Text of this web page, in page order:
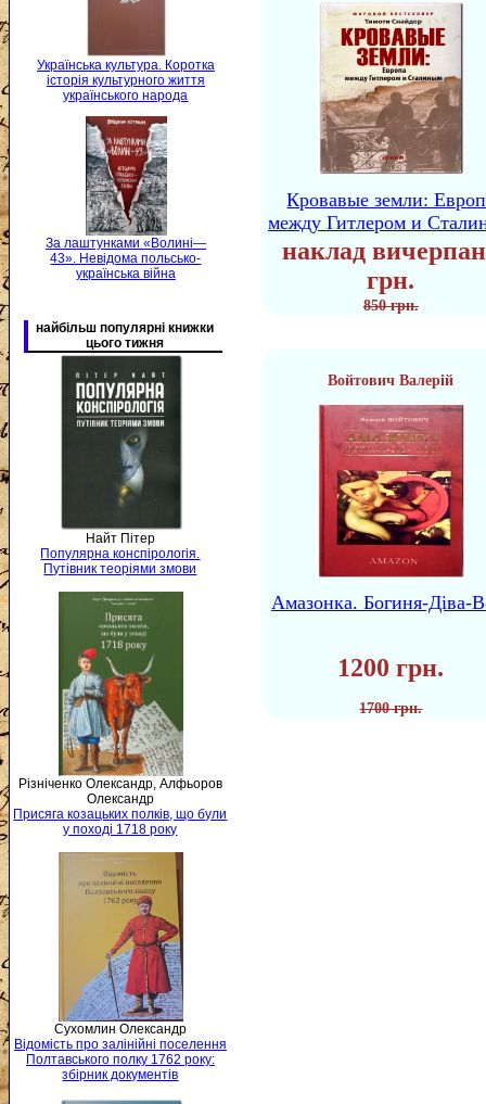
Українська культура. Коротка
історія культурного життя
українського народа
За лаштунками «Волині—
43». Невідома польсько-
українська війна
найбільш популярні книжки
цього тижня
Найт Пітер
Популярна конспірологія.
Путівник теоріями змови
Різніченко Олександр, Алфьоров
Олександр
Присяга козацьких полків, що були
у поході 1718 року
Сухомлин Олександр
Відомість про залінійні поселення
Полтавського полку 1762 року:
збірник документів
Кровавые земли:
между Гитлером и
наклад
грн.
850 грн.
Войтович Валерій
Амазонка. Богиня-Діва-
1200 грн.
1700 грн.